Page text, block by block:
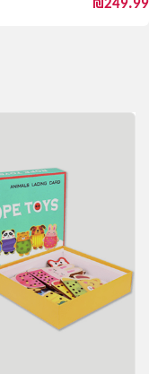
₪249.99